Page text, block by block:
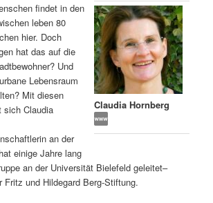
Claudia Hornberg
findet in den
leben 80
hier. Doch
hat das auf die
Und
Lebensraum
Mit diesen
sich Claudia
an der
einige Jahre lang
an der Universität Bielefeld geleitet–
Fritz und Hildegard Berg-Stiftung.